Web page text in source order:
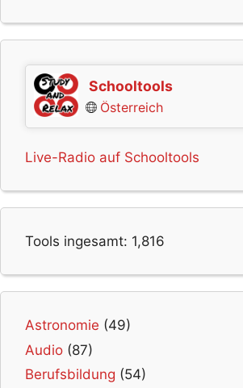
Schooltools
Österreich
Live-Radio auf Schooltools
Tools ingesamt: 1,816
Astronomie (49)
Audio (87)
Berufsbildung (54)